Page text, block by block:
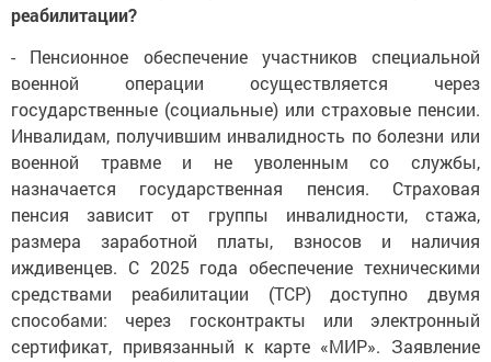
реабилитации?
- Пенсионное обеспечение участников специальной
военной операции осуществляется через
государственные (социальные) или страховые пенсии.
Инвалидам, получившим инвалидность по болезни или
военной травме и не уволенным со службы,
назначается государственная пенсия. Страховая
пенсия зависит от группы инвалидности, стажа,
размера заработной платы, взносов и наличия
иждивенцев. С 2025 года обеспечение техническими
средствами реабилитации (ТСР) доступно двумя
способами: через госконтракты или электронный
сертификат, привязанный к карте «МИР». Заявление